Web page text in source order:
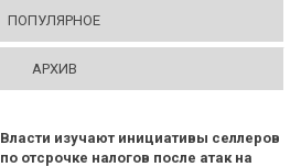
ПОПУЛЯРНОЕ
АРХИВ
Власти изучают инициативы селлеров
по отсрочке налогов после атак на